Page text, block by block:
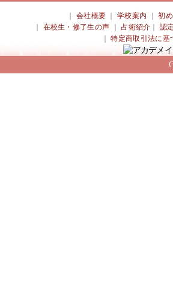
会社概要 ｜学校案内 ｜初
在校生・修了生の声 ｜占術紹介 ｜認
｜特定商取引法に基